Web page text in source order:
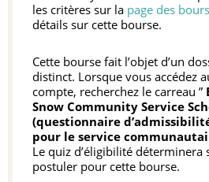
les critères sur la page des
détails sur cette bourse.
Cette bourse fait l’objet d’un
distinct. Lorsque vous accédez
compte, recherchez le carreau ”
Snow Community Service
(questionnaire
pour le service
Le quiz d’éligibilité déterminera
postuler pour cette bourse.